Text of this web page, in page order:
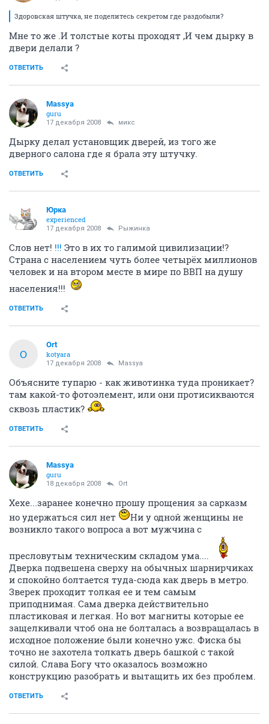
Здоровская штучка, не поделитесь секретом где раздобыли?
Мне то же .И толстые коты проходят ,И чем дырку в
двери делали ?
ОТВЕТИТЬ
Massya
guru
17 декабря 2008 микс
Дырку делал установщик дверей, из того же
дверного салона где я брала эту штучку.
ОТВЕТИТЬ
Юрка
experienced
17 декабря 2008 Рыжинка
Слов нет! !!! Это в их то галимой цивилизации!?
Страна с населением чуть более четырёх миллионов
человек и на втором месте в мире по ВВП на душу
населения!!!
ОТВЕТИТЬ
O
Ort
kotyara
17 декабря 2008 Massya
Объясните тупарю - как животинка туда проникает?
там какой-то фотоэлемент, или они протисикваются
сквозь пластик?
ОТВЕТИТЬ
Massya
guru
18 декабря 2008 Ort
Хехе...заранее конечно прошу прощения за сарказм
но удержаться сил нет
Ни у одной женщины не
возникло такого вопроса а вот мужчина с
пресловутым техническим складом ума....
Дверка подвешена сверху на обычных шарнирчиках
и спокойно болтается туда-сюда как дверь в метро.
Зверек проходит толкая ее и тем самым
приподнимая. Сама дверка действительно
пластиковая и легкая. Но вот магниты которые ее
защелкивали чтоб она не болталась а возвращалась в
исходное положение были конечно ужс. Фиска бы
точно не захотела толкать дверь башкой с такой
силой. Слава Богу что оказалось возможно
конструкцию разобрать и вытащить их без проблем.
ОТВЕТИТЬ